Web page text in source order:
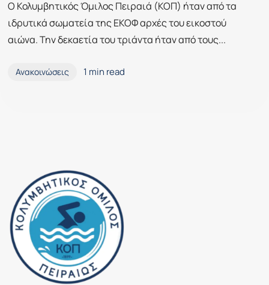
Ο Κολυμβητικός Όμιλος Πειραιά (ΚΟΠ) ήταν από τα
ιδρυτικά σωματεία της ΕΚΟΦ αρχές του εικοστού
αιώνα. Την δεκαετία του τριάντα ήταν από τους...
Ανακοινώσεις 1 min read